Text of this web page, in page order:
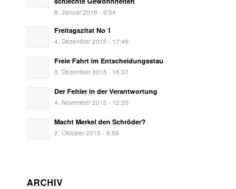
8. Januar 2016 - 9:54
Freitagszitat No 1
4. Dezember 2015 - 17:49
Freie Fahrt im Entscheidungsstau
3. Dezember 2015 - 16:37
Der Fehler in der Verantwortung
4. November 2015 - 12:20
Macht Merkel den Schröder?
2. Oktober 2015 - 9:59
ARCHIV